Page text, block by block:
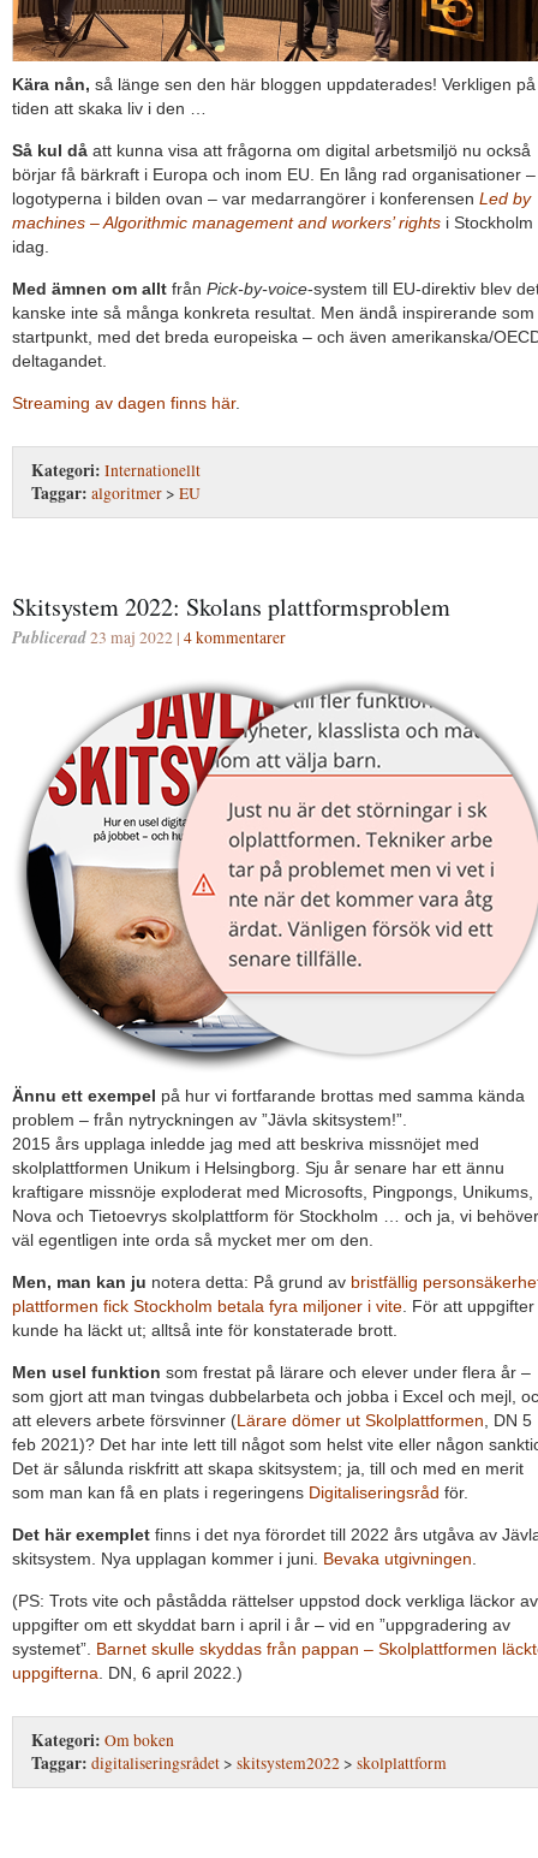
Kära nån, så länge sen den här bloggen uppdaterades! Verkligen på
tiden att skaka liv i den …
Så kul då att kunna visa att frågorna om digital arbetsmiljö nu också
börjar få bärkraft i Europa och inom EU. En lång rad organisationer
logotyperna i bilden ovan – var medarrangörer i konferensen Led by
machines – Algorithmic management and workers’ rights i Stockholm
idag.
Med ämnen om allt från Pick-by-voice-system till EU-direktiv blev
kanske inte så många konkreta resultat. Men ändå inspirerande som
startpunkt, med det breda europeiska – och även amerikanska/
deltagandet.
Streaming av dagen finns här.
Kategori: Internationellt
Taggar: algoritmer > EU
Skitsystem 2022: Skolans plattformsproblem
Publicerad23 maj 2022 | 4 kommentarer
Ännu ett exempel på hur vi fortfarande brottas med samma kända
problem – från nytryckningen av ”Jävla skitsystem!”.
2015 års upplaga inledde jag med att beskriva missnöjet med
skolplattformen Unikum i Helsingborg. Sju år senare har ett ännu
kraftigare missnöje exploderat med Microsofts, Pingpongs, Unikums,
Nova och Tietoevrys skolplattform för Stockholm … och ja, vi behöver
väl egentligen inte orda så mycket mer om den.
Men, man kan ju notera detta: På grund av bristfällig
plattformen fick Stockholm betala fyra miljoner i vite . För att uppgifter
kunde ha läckt ut; alltså inte för konstaterade brott.
Men usel funktion som frestat på lärare och elever under flera år –
som gjort att man tvingas dubbelarbeta och jobba i Excel och mejl,
att elevers arbete försvinner (Lärare dömer ut Skolplattformen , DN 5
feb 2021)? Det har inte lett till något som helst vite eller någon
Det är sålunda riskfritt att skapa skitsystem; ja, till och med en merit
som man kan få en plats i regeringens Digitaliseringsråd för.
Det här exemplet finns i det nya förordet till 2022 års utgåva av
skitsystem. Nya upplagan kommer i juni. Bevaka utgivningen
(PS: Trots vite och påstådda rättelser uppstod dock verkliga läckor av
uppgifter om ett skyddat barn i april i år – vid en ”uppgradering av
systemet”. Barnet skulle skyddas från pappan – Skolplattformen
uppgifterna . DN, 6 april 2022.)
Kategori: Om boken
Taggar: digitaliseringsrådet > skitsystem2022 > skolplattform